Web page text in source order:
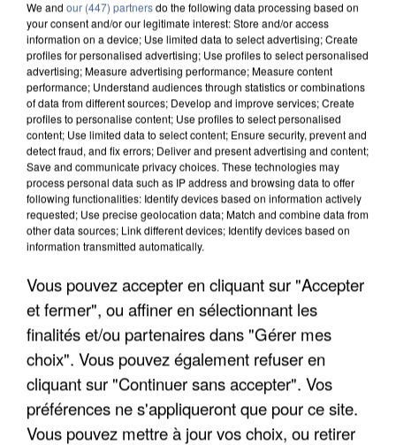
DE FAUNE SAUVAGE SONT...
We and our (447) partnersdo the following data processing based on
your consent and/or our legitimate interest: Store and/or access
information on a device; Use limited data to select advertising; Create
profiles for personalised advertising; Use profiles to select personalised
advertising; Measure advertising performance; Measure content
performance; Understand audiences through statistics or combinations
of data from different sources; Develop and improve services; Create
profiles to personalise content; Use profiles to select personalised
content; Use limited data to select content; Ensure security, prevent and
detect fraud, and fix errors; Deliver and present advertising and content;
Save and communicate privacy choices. These technologies may
process personal data such as IP address and browsing data to offer
following functionalities: Identify devices based on information actively
requested; Use precise geolocation data; Match and combine data from
other data sources; Link different devices; Identify devices based on
information transmitted automatically.
Vous pouvez accepter en cliquant sur "Accepter
et fermer", ou affiner en sélectionnant les
finalités et/ou partenaires dans "Gérer mes
choix". Vous pouvez également refuser en
cliquant sur "Continuer sans accepter". Vos
préférences ne s'appliqueront que pour ce site.
Vous pouvez mettre à jour vos choix, ou retirer